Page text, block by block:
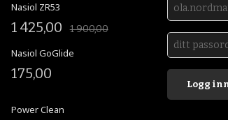
Nasiol ZR53
1 425,00 1 900,00
Nasiol GoGlide
175,00
Power Clean